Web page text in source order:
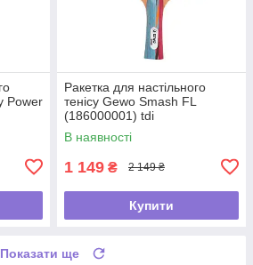
Power
Ракетка для настільного
тенісу Gewo Smash FL
(186000001) tdi
В наявності
1 149 ₴ 2 149 ₴
Купити
Показати ще